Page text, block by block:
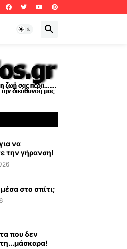
να
την γήρανση!
στο σπίτι;
που δεν
τη...μάσκαρα!